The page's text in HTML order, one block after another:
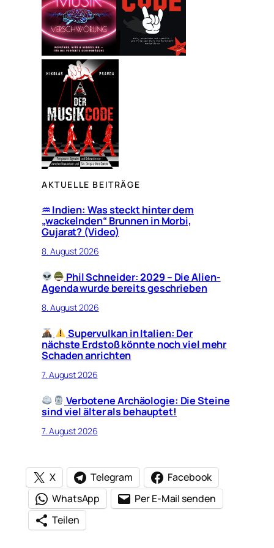
AKTUELLE BEITRÄGE
♒︎ Indien: Was steckt hinter dem
„wackelnden“ Brunnen in Morbi,
Gujarat? (Video)
8. August 2026
Phil Schneider: 2029 – Die Alien-
Agenda wurde bereits geschrieben
8. August 2026
Supervulkan in Italien: Der
nächste Erdstoß könnte noch viel mehr
Schaden anrichten
7. August 2026
Verbotene Archäologie: Die Steine
sind viel älter als behauptet!
7. August 2026
X Telegram
Facebook
WhatsApp
Per E-Mail senden
Teilen